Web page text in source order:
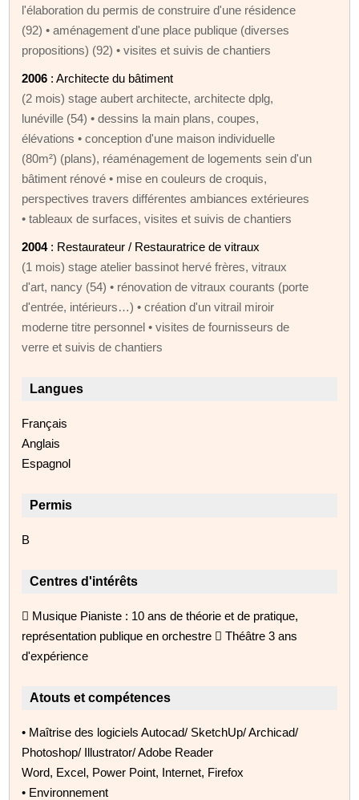
l'élaboration du permis de construire d'une résidence
(92) • aménagement d'une place publique (diverses
propositions) (92) • visites et suivis de chantiers
2006 : Architecte du bâtiment
(2 mois) stage aubert architecte, architecte dplg,
lunéville (54) • dessins la main plans, coupes,
élévations • conception d'une maison individuelle
(80m²) (plans), réaménagement de logements sein d'un
bâtiment rénové • mise en couleurs de croquis,
perspectives travers différentes ambiances extérieures
• tableaux de surfaces, visites et suivis de chantiers
2004: Restaurateur / Restauratrice de vitraux
(1 mois) stage atelier bassinot hervé frères, vitraux
d'art, nancy (54) • rénovation de vitraux courants (porte
d'entrée, intérieurs…) • création d'un vitrail miroir
moderne titre personnel • visites de fournisseurs de
verre et suivis de chantiers
Langues
Français
Anglais
Espagnol
Permis
B
Centres d'intérêts
 Musique Pianiste : 10 ans de théorie et de pratique,
représentation publique en orchestre  Théâtre 3 ans
d'expérience
Atouts et compétences
• Maîtrise des logiciels Autocad/ SketchUp/ Archicad/
Photoshop/ Illustrator/ Adobe Reader
Word, Excel, Power Point, Internet, Firefox
• Environnement